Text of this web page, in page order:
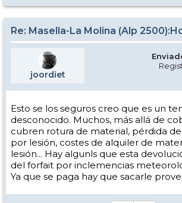
Re: Masella-La Molina (Alp
joordiet
Esto se los seguros creo que es un
desconocido. Muchos, más allá de
cubren rotura de material, pérdida
por lesión, costes de alquiler de
lesión... Hay algunls que esta
del forfait por inclemencias
Ya que se paga hay que sacarle